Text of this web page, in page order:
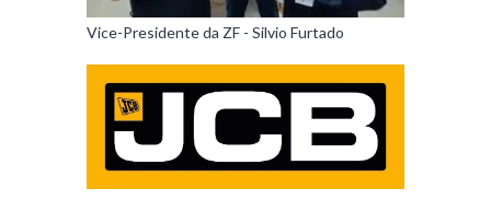
Vice-Presidente da ZF - Silvio Furtado